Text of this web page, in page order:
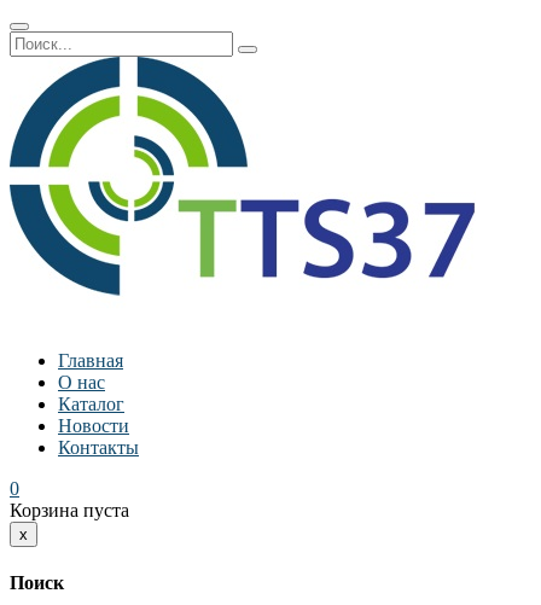
Главная
О нас
Каталог
Новости
Контакты
0
Корзина пуста
x
Поиск